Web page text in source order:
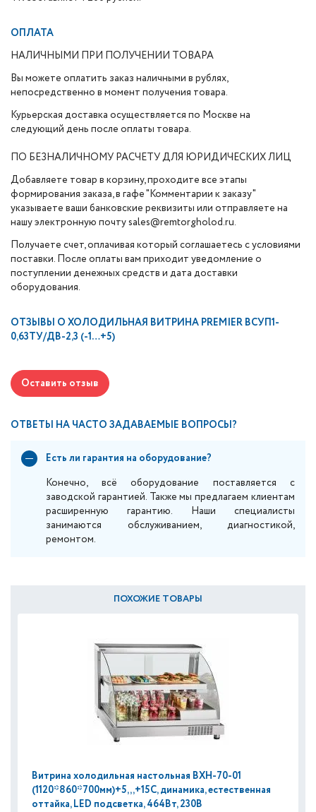
ОПЛАТА
НАЛИЧНЫМИ ПРИ ПОЛУЧЕНИИ ТОВАРА
Вы можете оплатить заказ наличными в рублях,
непосредственно в момент получения товара.
Курьерская доставка осуществляется по Москве на
следующий день после оплаты товара.
ПО БЕЗНАЛИЧНОМУ РАСЧЕТУ ДЛЯ ЮРИДИЧЕСКИХ ЛИЦ
Добавляете товар в корзину, проходите все этапы
формирования заказа, в гафе "Комментарии к заказу"
указываете ваши банковские реквизиты или отправляете на
нашу электронную почту sales@remtorgholod.ru.
Получаете счет, оплачивая который соглашаетесь с условиями
поставки. После оплаты вам приходит уведомление о
поступлении денежных средств и дата доставки
оборудования.
ОТЗЫВЫ О ХОЛОДИЛЬНАЯ ВИТРИНА PREMIER ВСУП1-
0,63ТУ/ДВ-2,3 (-1…+5)
Оставить отзыв
ОТВЕТЫ НА ЧАСТО ЗАДАВАЕМЫЕ ВОПРОСЫ?
Есть ли гарантия на оборудование?
Конечно, всё оборудование поставляется с
заводской гарантией. Также мы предлагаем клиентам
расширенную гарантию. Наши специалисты
занимаются обслуживанием, диагностикой,
ремонтом.
ПОХОЖИЕ ТОВАРЫ
Витрина холодильная настольная ВХН-70-01
(1120*860*700мм)+5,,,+15С, динамика, естественная
оттайка, LED подсветка, 464Вт, 230В